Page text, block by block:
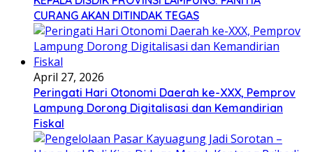
CURANG AKAN DITINDAK TEGAS
April 27, 2026
Peringati Hari Otonomi Daerah ke-XXX, Pemprov
Lampung Dorong Digitalisasi dan Kemandirian
Fiskal